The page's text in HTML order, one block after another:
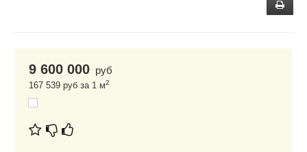
9 600 000 руб
167 539 руб за 1 м2